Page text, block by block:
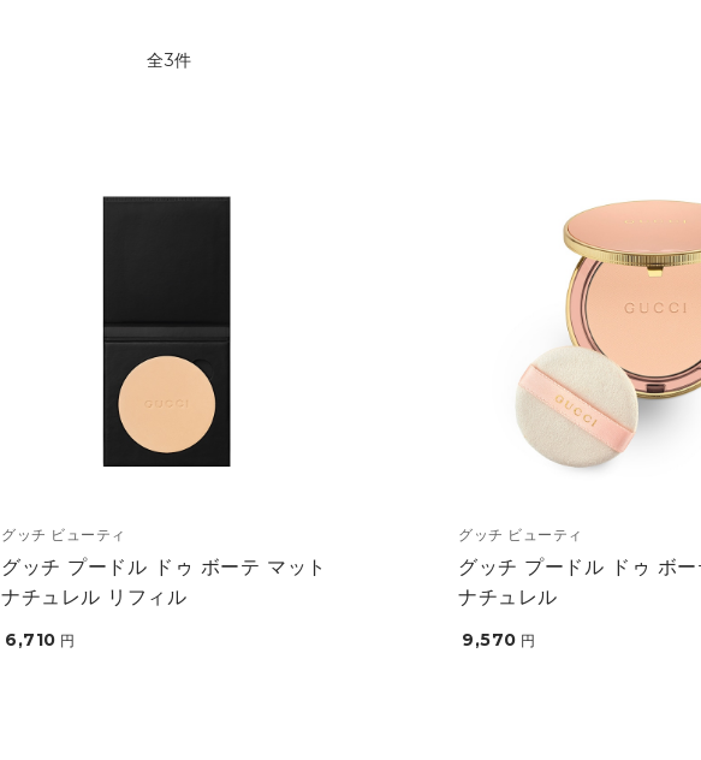
全3件
グッチ ビューティ
グッチ プードル ドゥ ボーテ マット
ナチュレル リフィル
6,710 円
グッチ ビューティ
グッチ プードル ドゥ ボ
ナチュレル
9,570 円